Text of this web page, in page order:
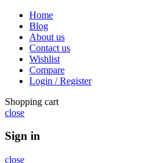
Home
Blog
About us
Contact us
Wishlist
Compare
Login / Register
Shopping cart
close
Sign in
close